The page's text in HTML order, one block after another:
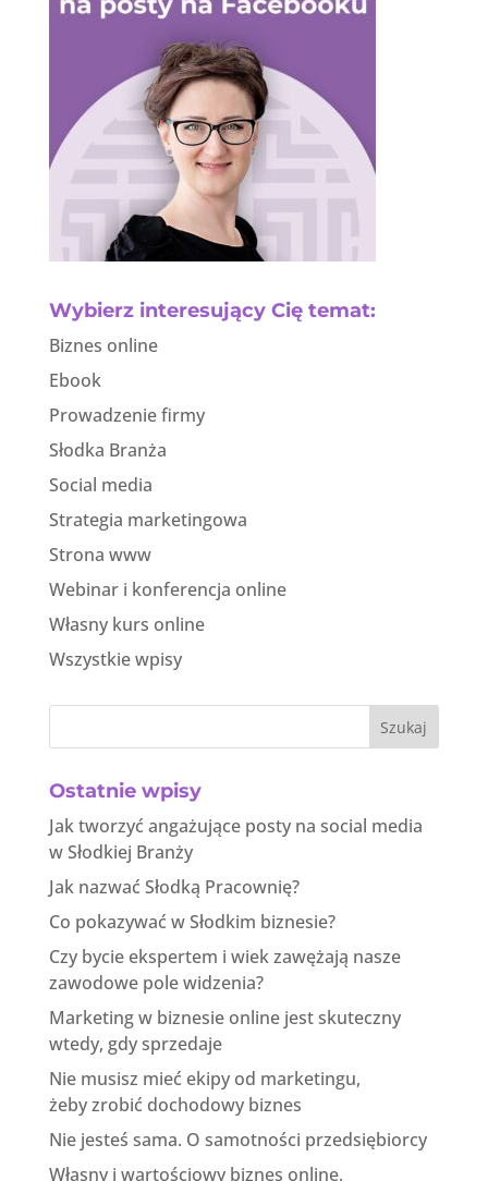
Wybierz interesujący Cię temat:
Biznes online
Ebook
Prowadzenie firmy
Słodka Branża
Social media
Strategia marketingowa
Strona www
Webinar i konferencja online
Własny kurs online
Wszystkie wpisy
Szukaj
Ostatnie wpisy
Jak tworzyć angażujące posty na social media
w Słodkiej Branży
Jak nazwać Słodką Pracownię?
Co pokazywać w Słodkim biznesie?
Czy bycie ekspertem i wiek zawężają nasze
zawodowe pole widzenia?
Marketing w biznesie online jest skuteczny
wtedy, gdy sprzedaje
Nie musisz mieć ekipy od marketingu,
żeby zrobić dochodowy biznes
Nie jesteś sama. O samotności przedsiębiorcy
Własny i wartościowy biznes online,